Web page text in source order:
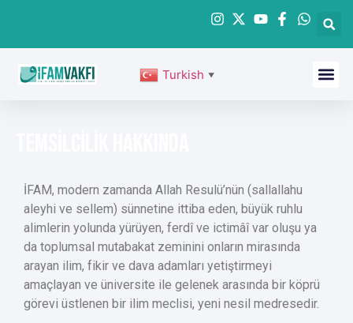
Turkish ▼
İFAM, modern zamanda Allah Resulü’nün (sallallahu
aleyhi ve sellem) sünnetine ittiba eden, büyük ruhlu
alimlerin yolunda yürüyen, ferdî ve ictimâî var oluşu ya
da toplumsal mutabakat zeminini onların mirasında
arayan ilim, fikir ve dava adamları yetiştirmeyi
amaçlayan ve üniversite ile gelenek arasında bir köprü
görevi üstlenen bir ilim meclisi, yeni nesil medresedir.